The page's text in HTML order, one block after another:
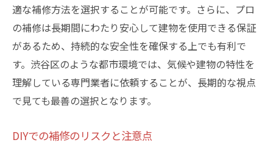
適な補修方法を選択することが可能です。さらに、プロ
の補修は長期間にわたり安心して建物を使用できる保証
があるため、持続的な安全性を確保する上でも有利で
す。渋谷区のような都市環境では、気候や建物の特性を
理解している専門業者に依頼することが、長期的な視点
で見ても最善の選択となります。
DIYでの補修のリスクと注意点